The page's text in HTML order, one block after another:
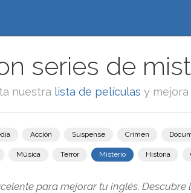
series de
nuestra lista de películas y
Acción Suspense Crimen
Música Terror Misterio Historia
para mejorar tu inglés.